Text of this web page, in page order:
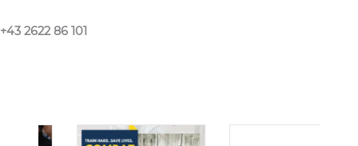
+43 2622 86 101